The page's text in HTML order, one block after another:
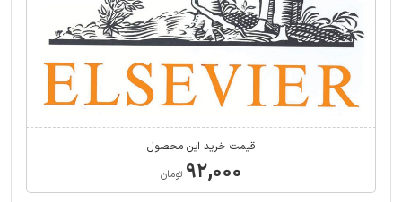
قیمت خرید این محصول
۹۲,۰۰۰ تومان